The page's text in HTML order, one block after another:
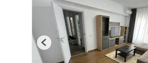
Previous